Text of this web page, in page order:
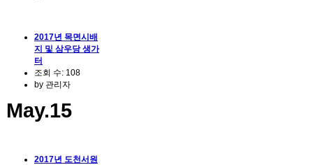
2017년 목면시배
지 및 삼우당 생가
터
조회 수: 108
by 관리자
May.15
2017년 도천서원